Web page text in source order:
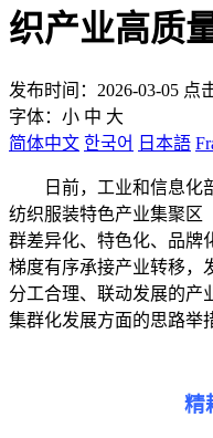
织产业高质
发布时间：2026-03-05 点
字体： 小 中 大
简体中文 한국어 日本語
日前，工业和信息化部
纺织服装特色产业集聚区
群差异化、特色化、品牌
梯度有序承接产业转移，
分工合理、联动发展的产
集群化发展方面的思路举
精